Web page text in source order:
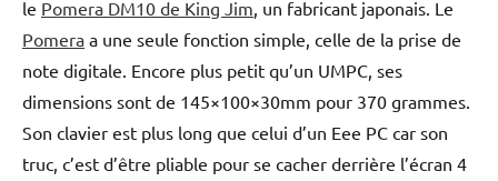
le Pomera DM10 de King Jim , un fabricant japonais. Le
Pomera a une seule fonction simple, celle de la prise de
note digitale. Encore plus petit qu’un UMPC, ses
dimensions sont de 145×100×30mm pour 370 grammes.
Son clavier est plus long que celui d’un Eee PC car son
truc, c’est d’être pliable pour se cacher derrière l’écran 4